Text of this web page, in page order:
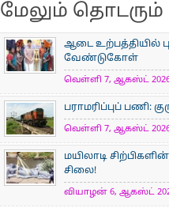
மேலும்
ஆடை உற்பத்தியில்
வேண்டுகோள்
வெள்ளி 7, ஆகஸ்ட் 2026
பராமரிப்புப் பணி:
வெள்ளி 7, ஆகஸ்ட் 2026
மயிலாடி
சிலை!
வியாழன் 6, ஆகஸ்ட் 2026